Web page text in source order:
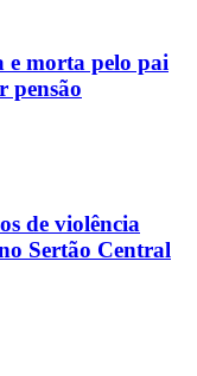
e morta pelo pai
pensão
de violência
Sertão Central